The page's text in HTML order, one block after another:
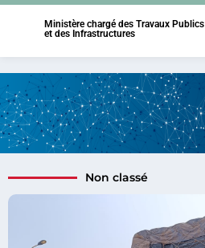
Ministère chargé des Travaux Publics
et des Infrastructures
Non classé